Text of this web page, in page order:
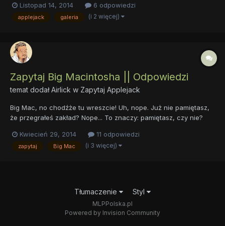
Listopad 14, 2014
6 odpowiedzi
applejack galeria (i 2 więcej)
Zapytaj Big Macintosha || Odpowiedzi
temat dodałAirlick w Zapytaj Applejack
Big Mac, no chodźże tu wreszcie! Uh, nope. Już nie pamiętasz,
że przegrałeś zakład? Nope... To znaczy: pamiętasz, czy nie?
będziesz mógł odpowiedzieć na wszystkie pytania tych...
człowieków... jednym słowem? Eee... yup? Oh,...
Kwiecień 29, 2014 11 odpowiedzi
zapytaj Big Mac (i 3 więcej)
Tłumaczenie Styl
MLPPolska.pl
Powered by Invision Community